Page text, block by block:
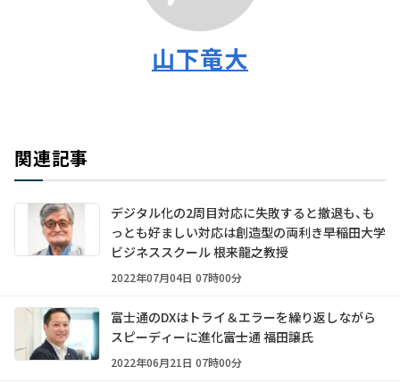
山下竜大
関連記事
デジタル化の2周目対応に失敗すると撤退も、も
っとも好ましい対応は創造型の両利き――早稲田大学
ビジネススクール 根来龍之教授
2022年07月04日 07時00分
富士通のDXはトライ＆エラーを繰り返しながら
スピーディーに進化――富士通 福田譲氏
2022年06月21日 07時00分